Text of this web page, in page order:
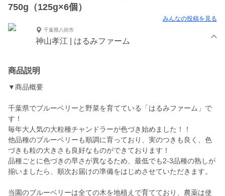
750g（125g×6個）
みんなの投稿を見る
千葉県八街市
神山孝江 | はるみファーム
商品説明
▼商品概要
千葉県でブルーベリーと野菜を育てている「はるみファーム」で
す！
毎年大人気の大粒種チャンドラーが色づき始めました！！
他品種のブルーベリーも順調に育っており、実のつきも良く、色
づきも粒の大きさも良好なものができております！
品種ごとに色づきの早さが異なるため、最低でも2-3品種の熟しが
揃いましたら、順次お届けの準備をはじめさせていただきます。
当園のブルーベリーは全ての木を地植えで育てており、農薬は使